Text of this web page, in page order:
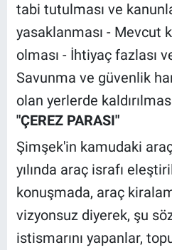
tabi tutulması ve
yasaklanması - Mevcut
olması - İhtiyaç fazlası
Savunma ve güvenlik
olan yerlerde
"ÇEREZ PARASI"
Şimşek'in kamudaki
yılında araç israfı
konuşmada, araç
vizyonsuz diyerek, şu
istismarını yapanlar,
Geleceği
Gündemi